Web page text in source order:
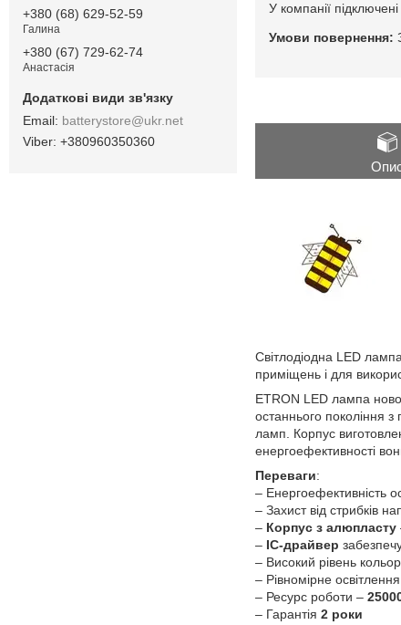
У компанії
Світлодіодна LED лампа
приміщень і для
ETRON LED лампа
останнього покоління з
ламп. Корпус
енергоефективності
Переваги:
– Енергоефективність
– Захист від стрибків
– Корпус з алюпласту
– ІС-драйвер
– Високий рівень
– Рівномірне
– Ресурс роботи –
– Гарантія 2 роки
+380 (68) 629-52-59
Галина
+380 (67) 729-62-74
Анастасія
batterystore@ukr.net
+380960350360